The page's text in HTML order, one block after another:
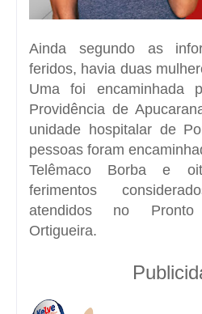
Ainda segundo as
feridos, havia duas
Uma foi encaminhada
Providência de
unidade hospitalar de
pessoas foram
Telêmaco Borba e
ferimentos
atendidos no
Ortigueira.